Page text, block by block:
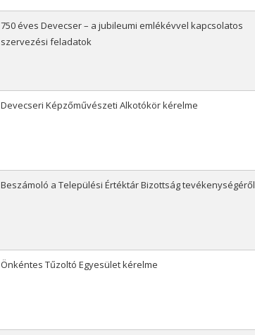
750 éves Devecser – a jubileumi emlékévvel kapcsolatos
szervezési feladatok
Devecseri Képzőművészeti Alkotókör kérelme
Beszámoló a Települési Értéktár Bizottság tevékenységéről
Önkéntes Tűzoltó Egyesület kérelme